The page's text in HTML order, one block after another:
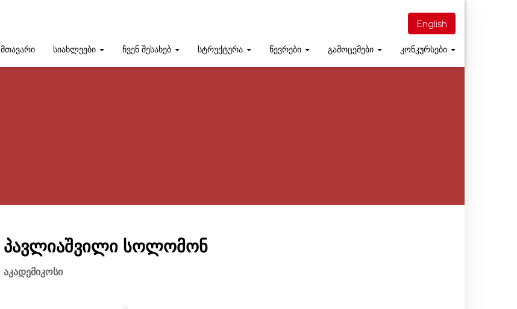
English
მთავარი სიახლეები ჩვენ შესახებ სტრუქტურა წევრები გამოცემები კონკურსები
პავლიაშვილი სოლომონ
აკადემიკოსი